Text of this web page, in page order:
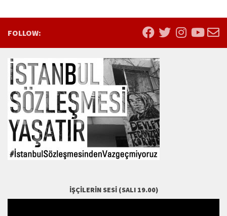
FOLLOW:
İŞÇILERIN SESI (SALI 19.00)